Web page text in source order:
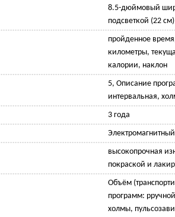
8.5-дюймовый
подсветкой (22 см)
пройденное
километры,
калории, наклон
5, Описание
интервальная,
3 года
высокопрочная
покраской и
Объём
программ:
холмы,